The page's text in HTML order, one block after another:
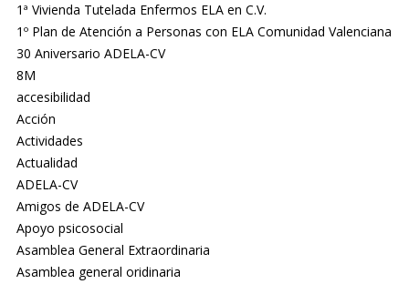
1ª Vivienda Tutelada Enfermos ELA en C.V.
1º Plan de Atención a Personas con ELA Comunidad Valenciana
30 Aniversario ADELA-CV
8M
accesibilidad
Acción
Actividades
Actualidad
ADELA-CV
Amigos de ADELA-CV
Apoyo psicosocial
Asamblea General Extraordinaria
Asamblea general oridinaria